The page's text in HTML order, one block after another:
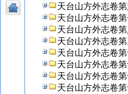
天台山方外志卷
天台山方外志卷
天台山方外志卷
天台山方外志卷
天台山方外志卷
天台山方外志卷第
天台山方外志卷第
天台山方外志卷第